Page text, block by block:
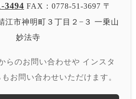
3494 FAX：0778-51-3697 〒
江市神明町３丁目２−３ 一乗山
妙法寺
らのお問い合わせや インスタ
お問い合わせいただけます。